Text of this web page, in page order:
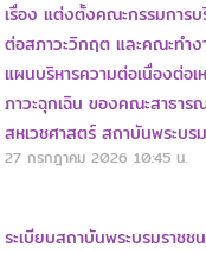
เรื่อง แต่งตั้งคณะกรรมการบ
ต่อสภาวะวิกฤต และคณะทำง
แผนบริหารความต่อเนื่องต่อ
ภาวะฉุกเฉิน ของคณะสาธาร
สหเวชศาสตร์ สถาบันพระบร
27 กรกฎาคม 2026 10:45 น.
ระเบียบสถาบันพระบรมราช